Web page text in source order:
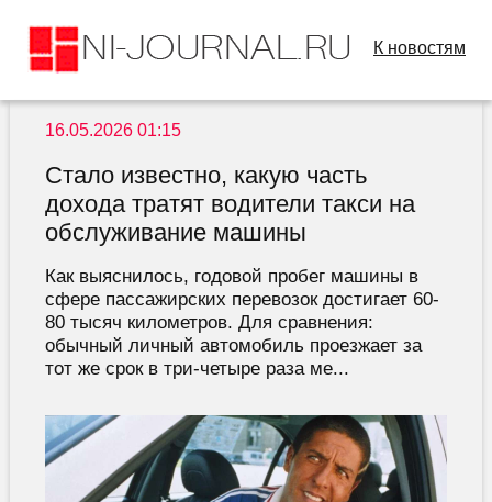
К новостям
16.05.2026 01:15
Стало известно, какую часть
дохода тратят водители такси на
обслуживание машины
Как выяснилось, годовой пробег машины в
сфере пассажирских перевозок достигает 60-
80 тысяч километров. Для сравнения:
обычный личный автомобиль проезжает за
тот же срок в три-четыре раза ме...